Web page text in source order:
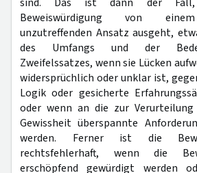
Beweiswürdigung von
unzutreffenden Ansatz ausgeht,
des Umfangs und der
Zweifelssatzes, wenn sie Lücken
widersprüchlich oder unklar ist,
Logik oder gesicherte
oder wenn an die zur Verurteilung
Gewissheit überspannte
werden. Ferner ist die
rechtsfehlerhaft, wenn die
erschöpfend gewürdigt werden